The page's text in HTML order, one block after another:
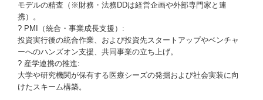
モデルの精査（※財務・法務DDは経営企画や外部専門家と連
携）。
? PMI（統合・事業成長支援）:
投資実行後の統合作業、および投資先スタートアップやベンチャ
ーへのハンズオン支援、共同事業の立ち上げ。
? 産学連携の推進:
大学や研究機関が保有する医療シーズの発掘および社会実装に向
けたスキーム構築。